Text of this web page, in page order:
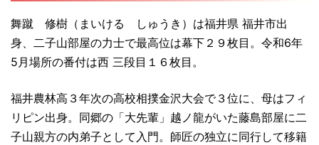
舞蹴 修樹（まいける しゅうき）は福井県 福井市出
身、二子山部屋の力士で最高位は幕下２９枚目。令和6年
5月場所の番付は西 三段目１６枚目。
福井農林高３年次の高校相撲金沢大会で３位に、母はフィ
リピン出身。同郷の「大先輩」越ノ龍がいた藤島部屋に二
子山親方の内弟子として入門。師匠の独立に同行して移籍